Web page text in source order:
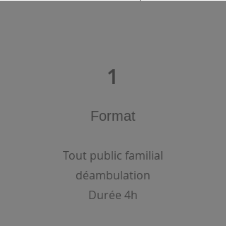
1
Format
Tout public familial
déambulation
Durée 4h